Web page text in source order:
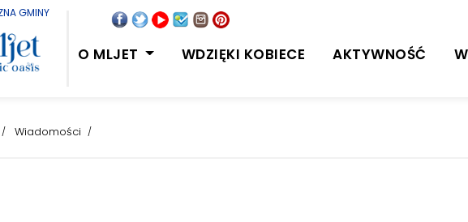
GMINY
O MLJET WDZIĘKI KOBIECE AKTYWNOŚĆ
Wiadomości